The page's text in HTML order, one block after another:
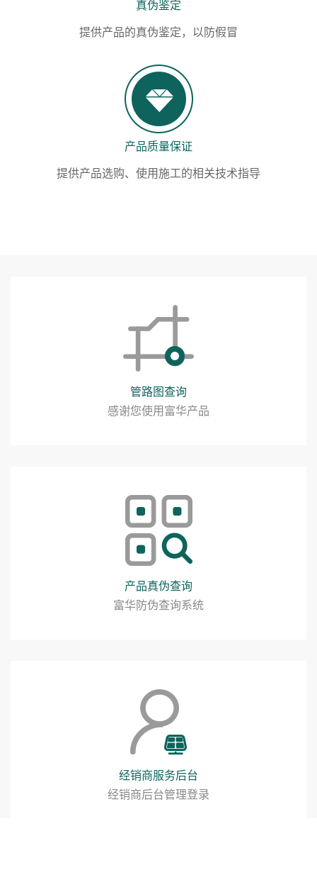
真伪鉴定
提供产品的真伪鉴定，以防假冒
产品质量保证
提供产品选购、使用施工的相关技术指导
管路图查询
感谢您使用富华产品
产品真伪查询
富华防伪查询系统
经销商服务后台
经销商后台管理登录